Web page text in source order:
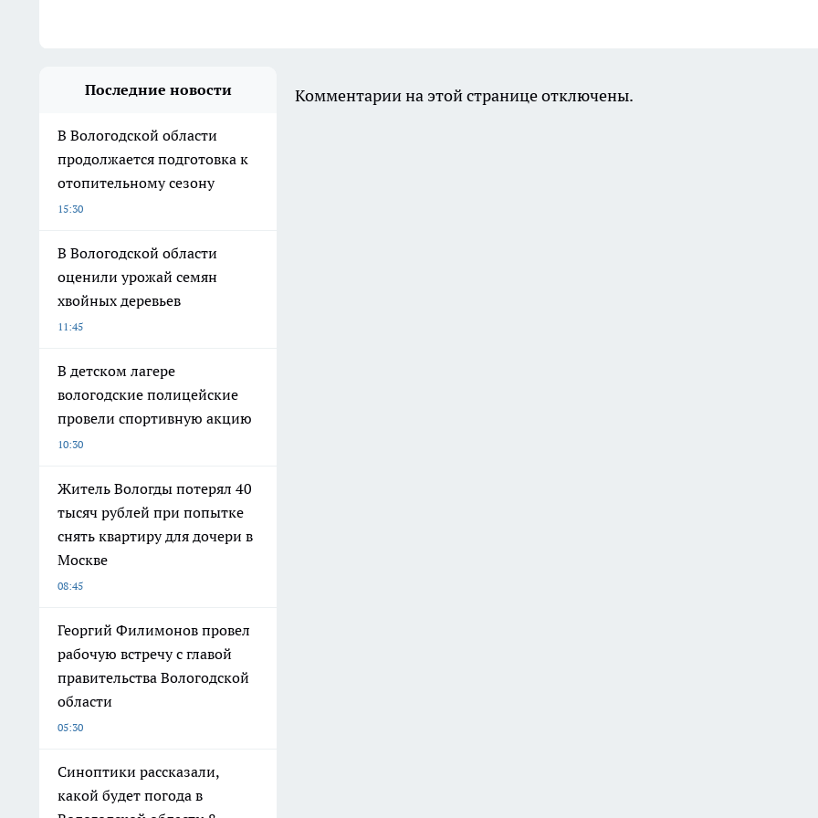
Последние новости
В Вологодской области
продолжается подготовка к
отопительному сезону
15:30
В Вологодской области
оценили урожай семян
хвойных деревьев
11:45
В детском лагере
вологодские полицейские
провели спортивную акцию
10:30
Житель Вологды потерял 40
тысяч рублей при попытке
снять квартиру для дочери в
Москве
08:45
Георгий Филимонов провел
рабочую встречу с главой
правительства Вологодской
области
05:30
Синоптики рассказали,
какой будет погода в
Комментарии на этой странице отключены.